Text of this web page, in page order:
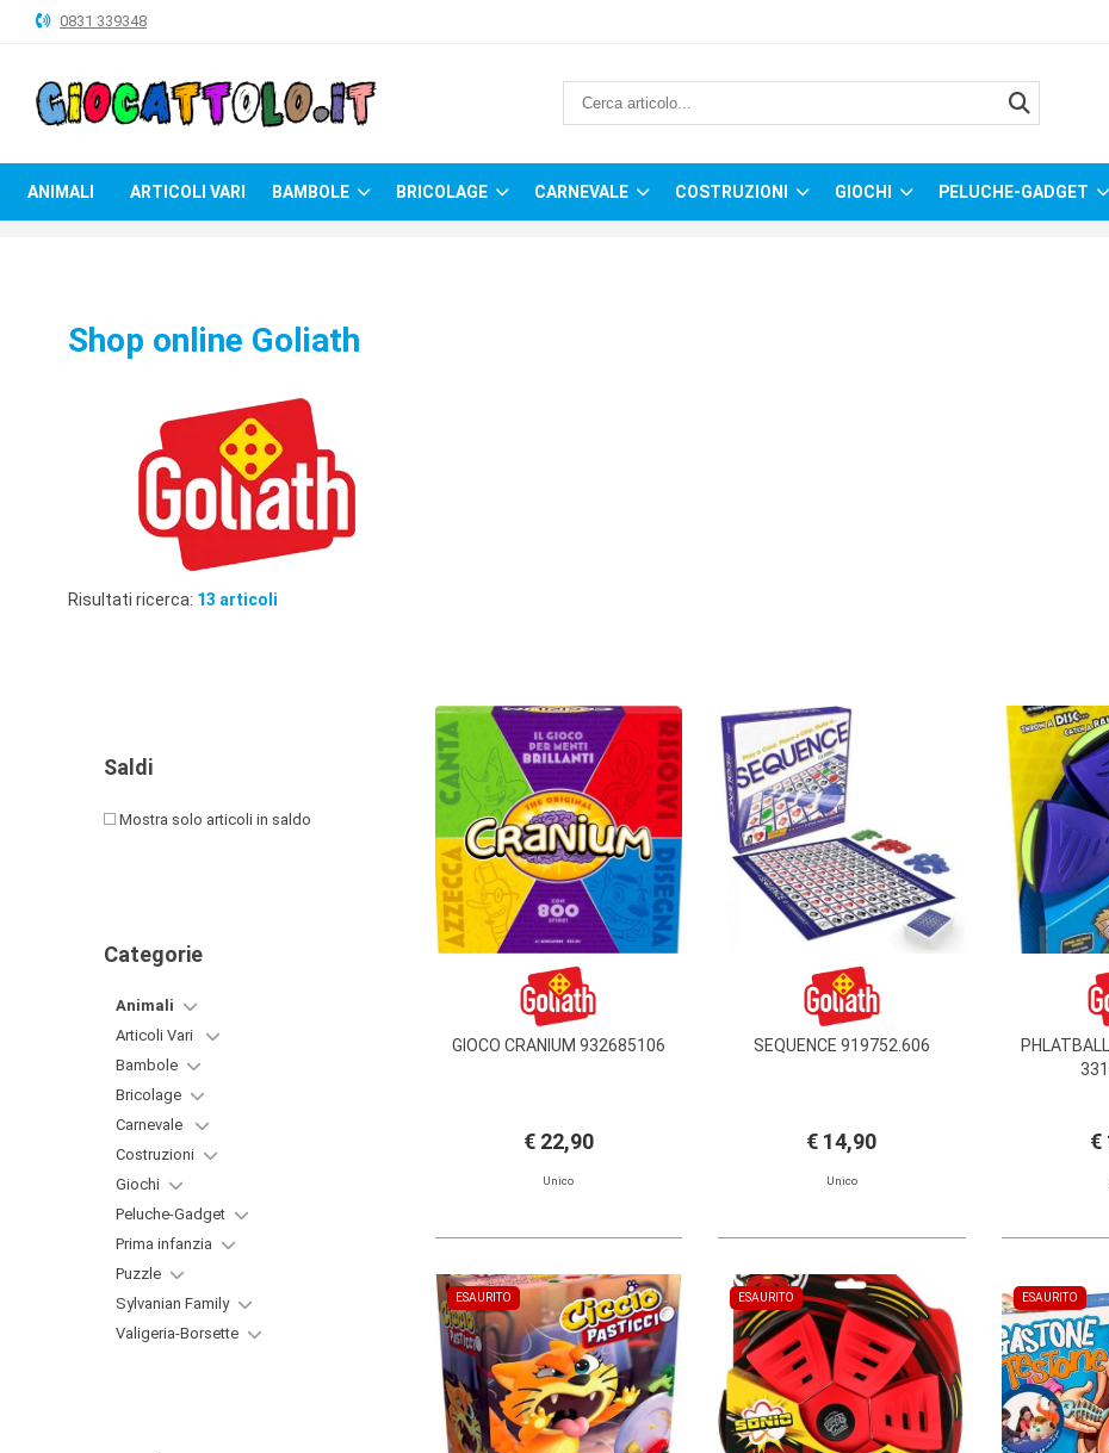
ANIMALI
BAMBOLE
COSTRUZIONI
0831 339348
ANIMALI ARTICOLI VARI BAMBOLE BRICOLAGE CARNEVALE COSTRUZIONI GIOCHI PELUCHE-GADGET
Shop online Goliath
Risultati ricerca: 13 articoli
Saldi
Mostra solo articoli in saldo
Categorie
Animali
Articoli Vari
Bambole
Bricolage
Carnevale
Costruzioni
Giochi
Peluche-Gadget
Prima infanzia
Puzzle
Sylvanian Family
Valigeria-Borsette
GIOCO CRANIUM 932685106
€ 22,90
Unico
SEQUENCE 919752.606
€ 14,90
Unico
€
ESAURITO ESAURITO ESAURITO